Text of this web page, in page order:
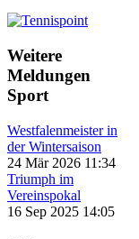
Weitere
Meldungen
Sport
Westfalenmeister in
der Wintersaison
24 Mär 2026 11:34
Triumph im
Vereinspokal
16 Sep 2025 14:05